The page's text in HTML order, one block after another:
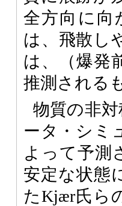
全方向に向
は、飛散し
は、（爆発
推測される
物質の非
ータ・シミ
よって予測
安定な状態
たKjær氏ら